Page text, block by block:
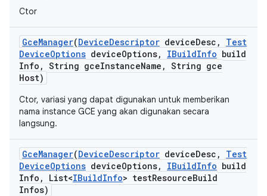
Ctor
GceManager(DeviceDescriptor deviceDesc ,
Test
DeviceOptions deviceOptions, IBuildInfo build
Info , String gceInstanceName , String gce
Host)
Ctor, variasi yang dapat digunakan untuk memberikan
nama instance GCE yang akan digunakan secara
langsung.
GceManager(DeviceDescriptor deviceDesc ,
Test
DeviceOptions deviceOptions, IBuildInfo build
Info , List<IBuildInfo> testResourceBuild
Infos)